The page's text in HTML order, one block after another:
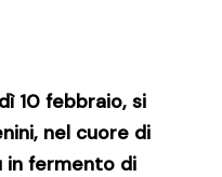
10 febbraio, si
nel cuore di
in fermento di